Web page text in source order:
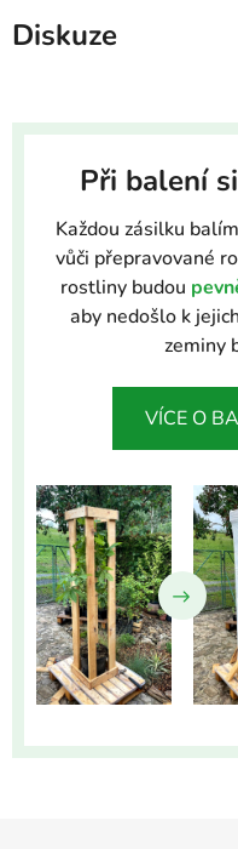
Diskuze
Při balení
Každou zásilku
vůči přepravované
rostliny budou
aby nedošlo k
zeminy
VÍCE O